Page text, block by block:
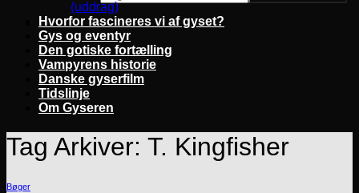
(uddrag)
Hvorfor fascineres vi af gyset?
Gys og eventyr
Den gotiske fortælling
Vampyrens historie
Danske gyserfilm
Tidslinje
Om Gyseren
Tag Arkiver: T. Kingfisher
Bøger